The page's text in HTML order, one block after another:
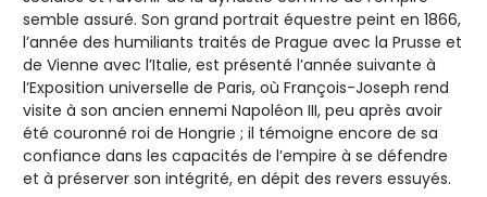
semble assuré. Son grand portrait équestre peint en 1866,
l’année des humiliants traités de Prague avec la Prusse et
de Vienne avec l’Italie, est présenté l’année suivante à
l’Exposition universelle de Paris, où François-Joseph rend
visite à son ancien ennemi Napoléon III, peu après avoir
été couronné roi de Hongrie ; il témoigne encore de sa
confiance dans les capacités de l’empire à se défendre
et à préserver son intégrité, en dépit des revers essuyés.